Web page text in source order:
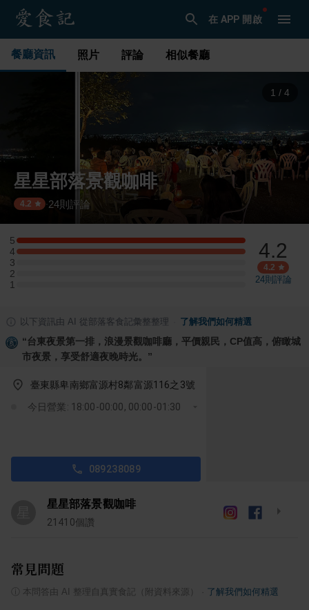
在 APP 開啟
餐廳資訊 照片 評論 相似餐廳
1 / 4
星星部落景觀咖啡
4.2 ·24則評論
5
5 星：1 則評論
4
4 星：1 則評論
3
3 星：0 則評論
2
2 星：0 則評論
1
1 星：0 則評論
4.2
4.2
24則評論
以下資訊由 AI 從部落客食記彙整整理 了解我們如何精選
“台東夜景第一排，浪漫景觀咖啡廳，平價親民，CP值高，俯瞰城
市夜景，享受舒適夜晚時光。 ”
臺東縣卑南鄉富源村8鄰富源116之3號
今日營業: 18:00-00:00, 00:00-01:30
089238089
星星部落景觀咖啡
21410個讚
常見問題
本問答由 AI 整理自真實食記（附資料來源） 了解我們如何精選